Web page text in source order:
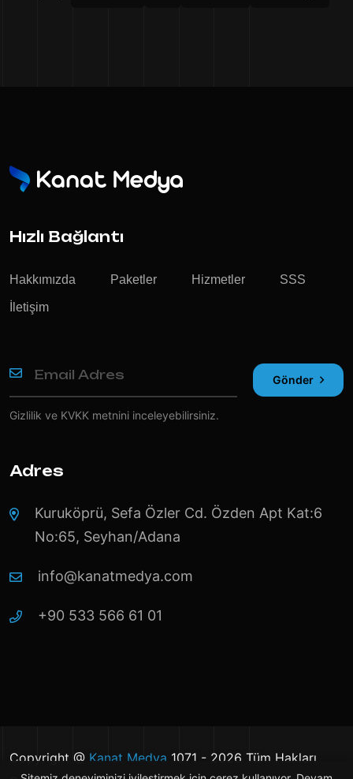
Hızlı Bağlantı
Hakkımızda Paketler Hizmetler SSS
İletişim
Gönder
Gizlilik ve KVKK metnini inceleyebilirsiniz.
Adres
Kuruköprü, Sefa Özler Cd. Özden Apt Kat:6
No:65, Seyhan/Adana
info@kanatmedya.com
+90 533 566 61 01
Copyright @ Kanat Medya 1071 - 2026 Tüm Hakları